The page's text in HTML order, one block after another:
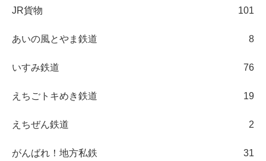
JR貨物 101
あいの風とやま鉄道 8
いすみ鉄道 76
えちごトキめき鉄道 19
えちぜん鉄道 2
がんばれ！地方私鉄 31